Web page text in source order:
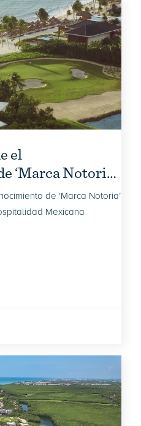
el
‘Marca Notoria’
en lade ‘Marca Notoria’
Mexicana